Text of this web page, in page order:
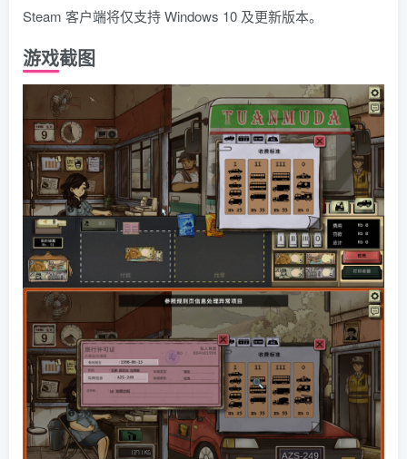
Steam 客户端将仅支持 Windows 10 及更新版本。
游戏截图